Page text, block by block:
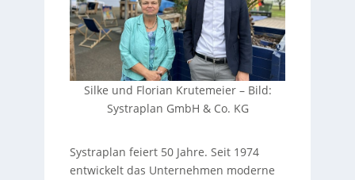
Silke und Florian Krutemeier – Bild:
Systraplan GmbH & Co. KG
Systraplan feiert 50 Jahre. Seit 1974
entwickelt das Unternehmen moderne